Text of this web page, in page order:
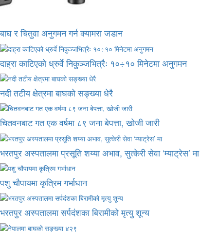
बाघ र चितुवा अनुगमन गर्न क्यामरा जडान
दाह्रा काटिएको ध्रुर्वे निकुञ्जभित्रैः १०÷१० मिनेटमा अनुगमन
नदी तटीय क्षेत्रमा बाघको सङ्ख्या धेरै
चितवनबाट गत एक वर्षमा ८९ जना बेपत्ता, खोजी जारी
भरतपुर अस्पतालमा प्रसूति शय्या अभाव, सुत्केरी सेवा ‘म्याट्रेस’ मा
पशु चौपायमा कृत्रिम गर्भाधान
भरतपुर अस्पतालमा सर्पदंशका बिरामीको मृत्यु शून्य